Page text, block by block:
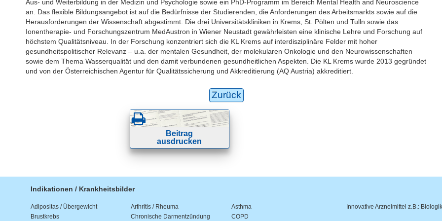
Aus- und Weiterbildung in der Medizin und Psychologie sowie ein PhD-Programm im Bereich Mental Health and Neuroscience
an. Das flexible Bildungsangebot ist auf die Bedürfnisse der Studierenden, die Anforderungen des Arbeitsmarkts sowie auf die
Herausforderungen der Wissenschaft abgestimmt. Die drei Universitätskliniken in Krems, St. Pölten und Tulln sowie das
Ionentherapie- und Forschungszentrum MedAustron in Wiener Neustadt gewährleisten eine klinische Lehre und Forschung auf
höchstem Qualitätsniveau. In der Forschung konzentriert sich die KL Krems auf interdisziplinäre Felder mit hoher
gesundheitspolitischer Relevanz – u.a. der mentalen Gesundheit, der molekularen Onkologie und den Neurowissenschaften
sowie dem Thema Wasserqualität und den damit verbundenen gesundheitlichen Aspekten. Die KL Krems wurde 2013 gegründet
und von der Österreichischen Agentur für Qualitätssicherung und Akkreditierung (AQ Austria) akkreditiert.
Zurück
Beitrag
ausdrucken
Indikationen / Krankheitsbilder
Adipositas / Übergewicht Arthritis / Rheuma
Asthma
Brustkrebs
Chronische Darmentzündung COPD
Innovative Arzneimittel z.B.: